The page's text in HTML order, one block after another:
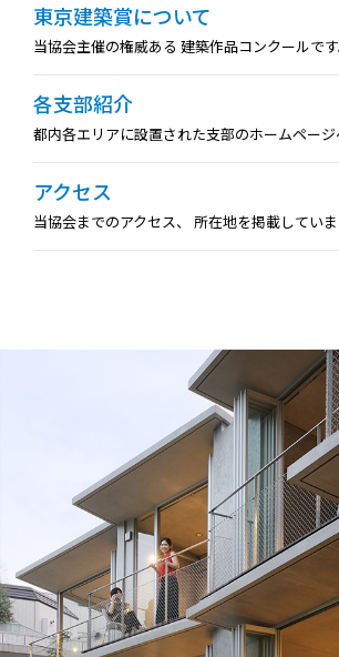
東京建築賞について
当協会主催の権威ある 建築作品コンクールです
各支部紹介
都内各エリアに設置された支部のホームページ
アクセス
当協会までのアクセス、 所在地を掲載していま